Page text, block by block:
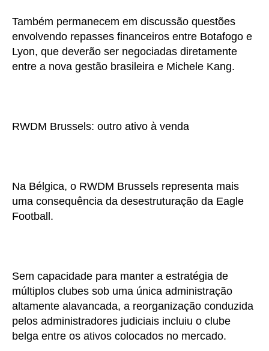
Também permanecem em discussão questões
envolvendo repasses financeiros entre Botafogo e
Lyon, que deverão ser negociadas diretamente
entre a nova gestão brasileira e Michele Kang.
RWDM Brussels: outro ativo à venda
Na Bélgica, o RWDM Brussels representa mais
uma consequência da desestruturação da Eagle
Football.
Sem capacidade para manter a estratégia de
múltiplos clubes sob uma única administração
altamente alavancada, a reorganização conduzida
pelos administradores judiciais incluiu o clube
belga entre os ativos colocados no mercado.